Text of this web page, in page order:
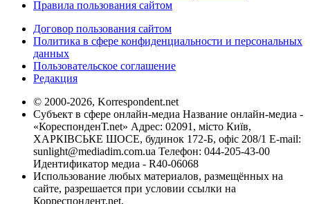
Правила пользования сайтом
Договор пользования сайтом
Политика в сфере конфиденциальности и персональных
данных
Пользовательское соглашение
Редакция
© 2000-2026, Korrespondent.net
Субъект в сфере онлайн-медиа Название онлайн-медиа -
«КореспонденТ.net» Адрес: 02091, місто Київ,
ХАРКІВСЬКЕ ШОСЕ, будинок 172-Б, офіс 208/1 E-mail:
sunlight@mediadim.com.ua Телефон: 044-205-43-00
Идентификатор медиа - R40-06068
Использование любых материалов, размещённых на
сайте, разрешается при условии ссылки на
Корреспондент.net.